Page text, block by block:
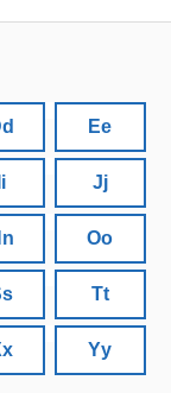
Ee
Ii Jj
Oo
Tt
Yy